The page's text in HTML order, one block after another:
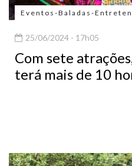
Eventos-Baladas-
25/06/2024 - 17h05
Com sete
terá mais de 10